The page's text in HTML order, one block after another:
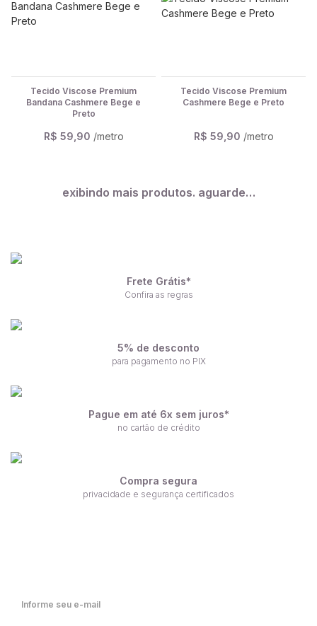
Tecido Viscose Premium
Bandana Cashmere Bege e
Preto
R$ 59,90 /metro
Tecido Viscose Premium
Cashmere Bege e Preto
R$ 59,90 /metro
exibindo mais produtos. aguarde…
Frete Grátis*
Confira as regras
5% de desconto
para pagamento no PIX
Pague em até 6x sem juros*
no cartão de crédito
Compra segura
privacidade e segurança certificados